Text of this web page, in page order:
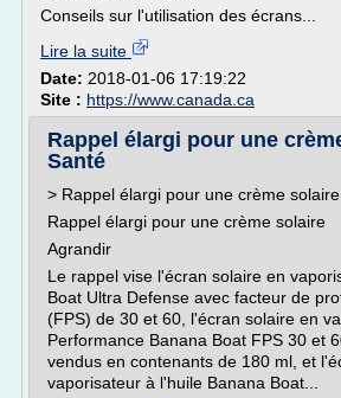
Conseils sur l'utilisation des écrans...
Lire la suite
Date: 2018-01-06 17:19:22
Site : https://www.canada.ca
Rappel élargi pour une
Santé
> Rappel élargi pour une crème solaire
Rappel élargi pour une crème solaire
Agrandir
Le rappel vise l'écran solaire en
Boat Ultra Defense avec facteur de
(FPS) de 30 et 60, l'écran solaire en
Performance Banana Boat FPS 30 et
vendus en contenants de 180 ml, et
vaporisateur à l'huile Banana Boat...